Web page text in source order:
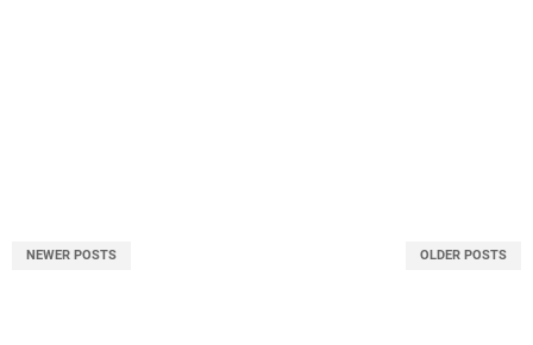
NEWER POSTS OLDER POSTS